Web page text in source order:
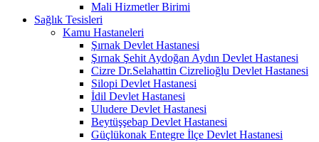
Mali Hizmetler Birimi
Sağlık Tesisleri
Kamu Hastaneleri
Şırnak Devlet Hastanesi
Şırnak Şehit Aydoğan Aydın Devlet Hastanesi
Cizre Dr.Selahattin Cizrelioğlu Devlet Hastanesi
Silopi Devlet Hastanesi
İdil Devlet Hastanesi
Uludere Devlet Hastanesi
Beytüşşebap Devlet Hastanesi
Güçlükonak Entegre İlçe Devlet Hastanesi